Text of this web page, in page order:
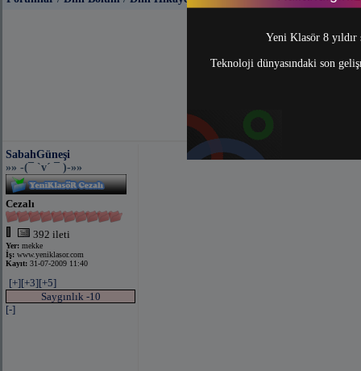
Yeni Klasör 8
Teknoloji dünyasındaki son
SabahGüneşi
»» -(¯ `v´ ¯ )-»»
Cezalı
392 ileti
Yer: mekke
İş: www.yeniklasor.com
Kayıt: 31-07-2009 11:40
[+][+3][+5]
Saygınlık -10
[-]